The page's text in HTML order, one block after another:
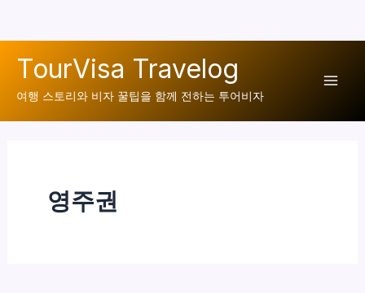
TourVisa Travelog
여행 스토리와 비자 꿀팁을 함께 전하는 투어비자
영주권